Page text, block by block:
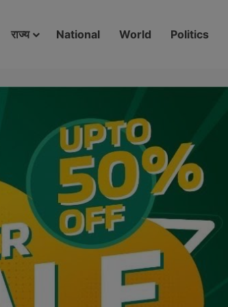
राज्य National World Politics